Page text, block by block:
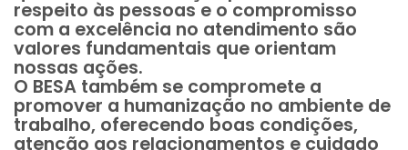
respeito às pessoas e o compromisso
com a excelência no atendimento são
valores fundamentais que orientam
nossas ações.
O BESA também se compromete a
promover a humanização no ambiente de
trabalho, oferecendo boas condições,
atenção aos relacionamentos e cuidado